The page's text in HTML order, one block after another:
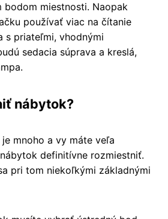
bodom miestnosti. Naopak
používať viac na čítanie
s priateľmi, vhodnými
sedacia súprava a kreslá,
nábytok?
mnoho a vy máte veľa
definitívne rozmiestniť.
pri tom niekoľkými základnými